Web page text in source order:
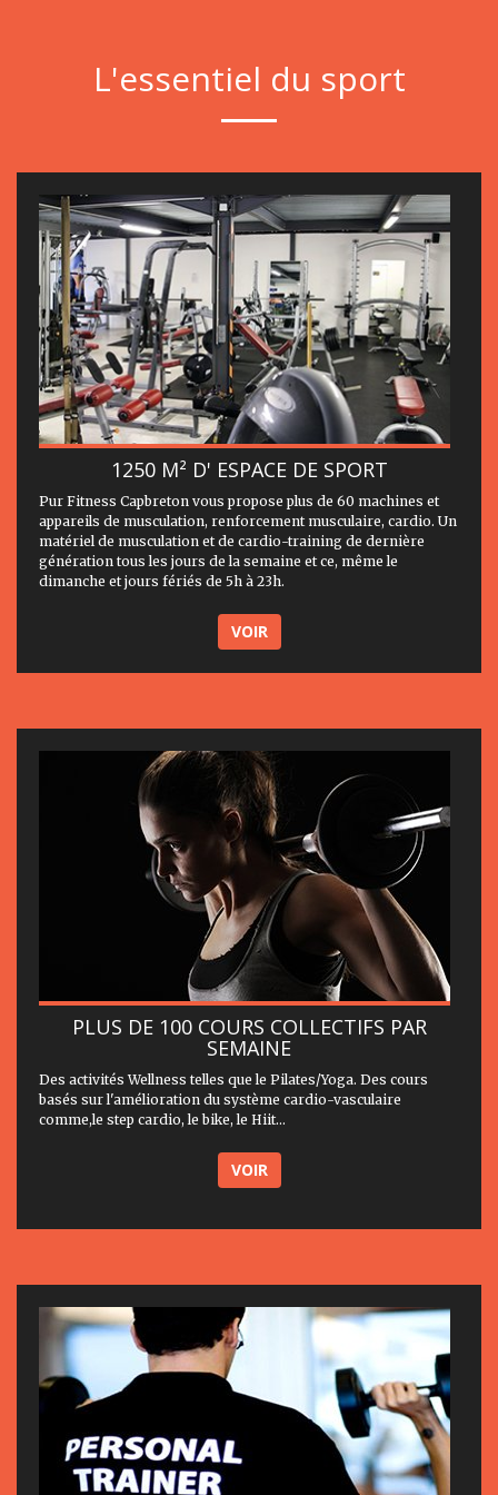
L'essentiel du sport
1250 M² D' ESPACE DE SPORT
Pur Fitness Capbreton vous propose plus de 60 machines et
appareils de musculation, renforcement musculaire, cardio. Un
matériel de musculation et de cardio-training de dernière
génération tous les jours de la semaine et ce, même le
dimanche et jours fériés de 5h à 23h.
VOIR
PLUS DE 100 COURS COLLECTIFS PAR
SEMAINE
Des activités Wellness telles que le Pilates/Yoga. Des cours
basés sur l'amélioration du système cardio-vasculaire
comme,le step cardio, le bike, le Hiit...
VOIR